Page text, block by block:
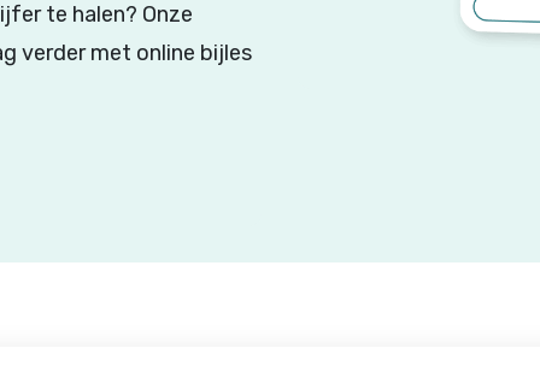
te halen? Onze
verder met online bijles